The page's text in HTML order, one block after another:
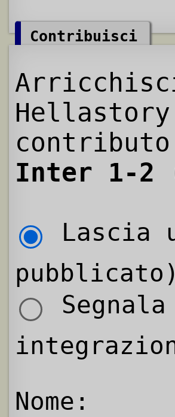
Contribuisci
Inter 1-2
Lascia
pubblicato)
Nome: